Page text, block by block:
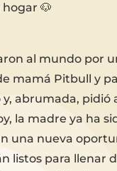
🐶
al mundo por
mamá Pitbull y
abrumada, pidió
la madre ya ha
una nueva
listos para llenar